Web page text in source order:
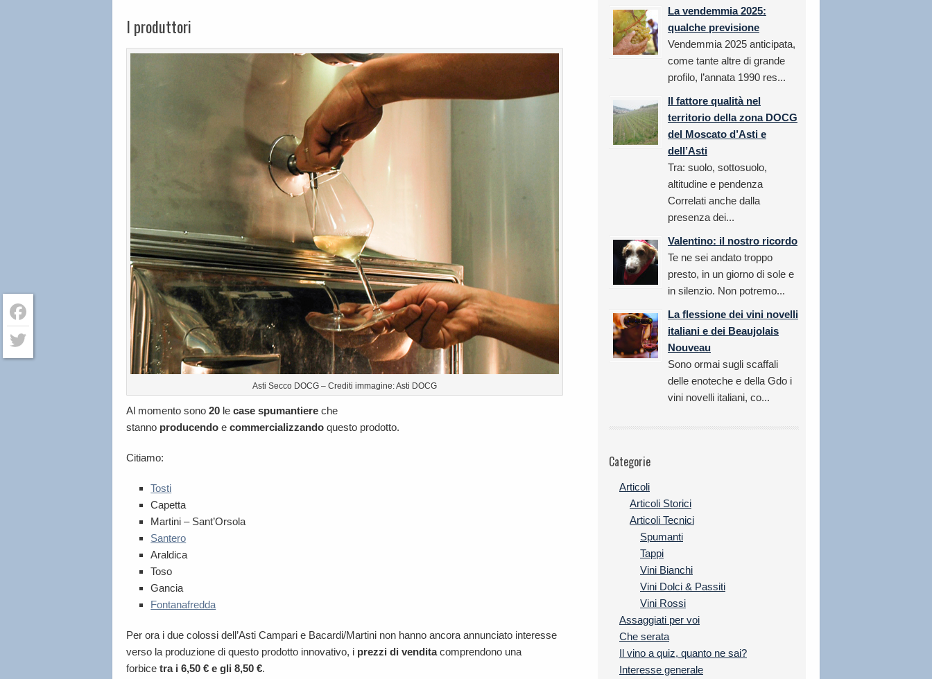
I produttori
Asti Secco DOCG – Crediti immagine: Asti DOCG
Al momento sono 20 le case spumantiere che
stanno producendo e commercializzando questo prodotto.
Citiamo:
Tosti
Capetta
Martini – Sant’Orsola
Santero
Araldica
Toso
Gancia
Fontanafredda
Per ora i due colossi dell’Asti Campari e Bacardi/Martini non hanno ancora annunciato interesse
verso la produzione di questo prodotto innovativo, i prezzi di venditacomprendono una
forbice tra i 6,50 € e gli 8,50 €.
La vendemmia 2025:
qualche previsione
Vendemmia 2025 anticipata,
come tante altre di grande
profilo, l’annata 1990 res...
Il fattore qualità nel
territorio della zona DOCG
del Moscato d’Asti e
dell’Asti
Tra: suolo, sottosuolo,
altitudine e pendenza
Correlati anche dalla
presenza dei...
Valentino: il nostro ricordo
Te ne sei andato troppo
presto, in un giorno di sole e
in silenzio. Non potremo...
La flessione dei vini novelli
italiani e dei Beaujolais
Nouveau
Sono ormai sugli scaffali
delle enoteche e della Gdo i
vini novelli italiani, co...
Categorie
Articoli
Articoli Storici
Articoli Tecnici
Spumanti
Tappi
Vini Bianchi
Vini Dolci & Passiti
Vini Rossi
Assaggiati per voi
Che serata
Il vino a quiz, quanto ne sai?
Interesse generale
Facebook
Twitter